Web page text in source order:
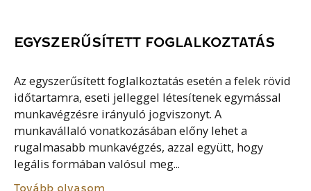
EGYSZERŰSÍTETT FOGLALKOZTATÁS
Az egyszerűsített foglalkoztatás esetén a felek rövid
időtartamra, eseti jelleggel létesítenek egymással
munkavégzésre irányuló jogviszonyt. A
munkavállaló vonatkozásában előny lehet a
rugalmasabb munkavégzés, azzal együtt, hogy
legális formában valósul meg...
Tovább olvasom